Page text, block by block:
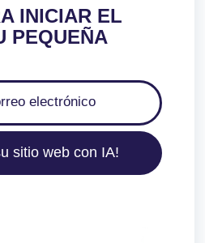
INICIAR EL
PEQUEÑA
sitio web con IA!